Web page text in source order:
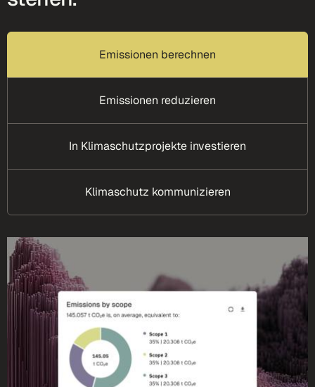
Emissionen berechnen
Emissionen reduzieren
In Klimaschutzprojekte investieren
Klimaschutz kommunizieren